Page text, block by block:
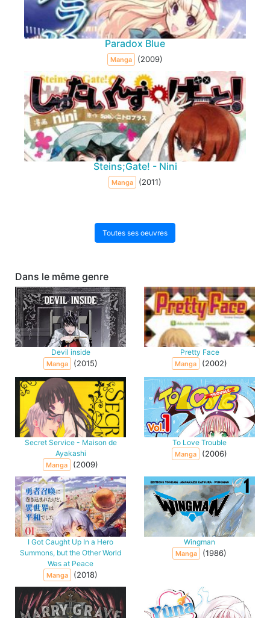
Paradox Blue
Manga (2009)
Steins;Gate! - Nini
Manga (2011)
Toutes ses oeuvres
Dans le même genre
Devil inside
Manga (2015)
Pretty Face
Manga (2002)
Secret Service - Maison de
Ayakashi
Manga (2009)
To Love Trouble
Manga (2006)
I Got Caught Up In a Hero
Summons, but the Other World
Was at Peace
Manga (2018)
Wingman
Manga (1986)